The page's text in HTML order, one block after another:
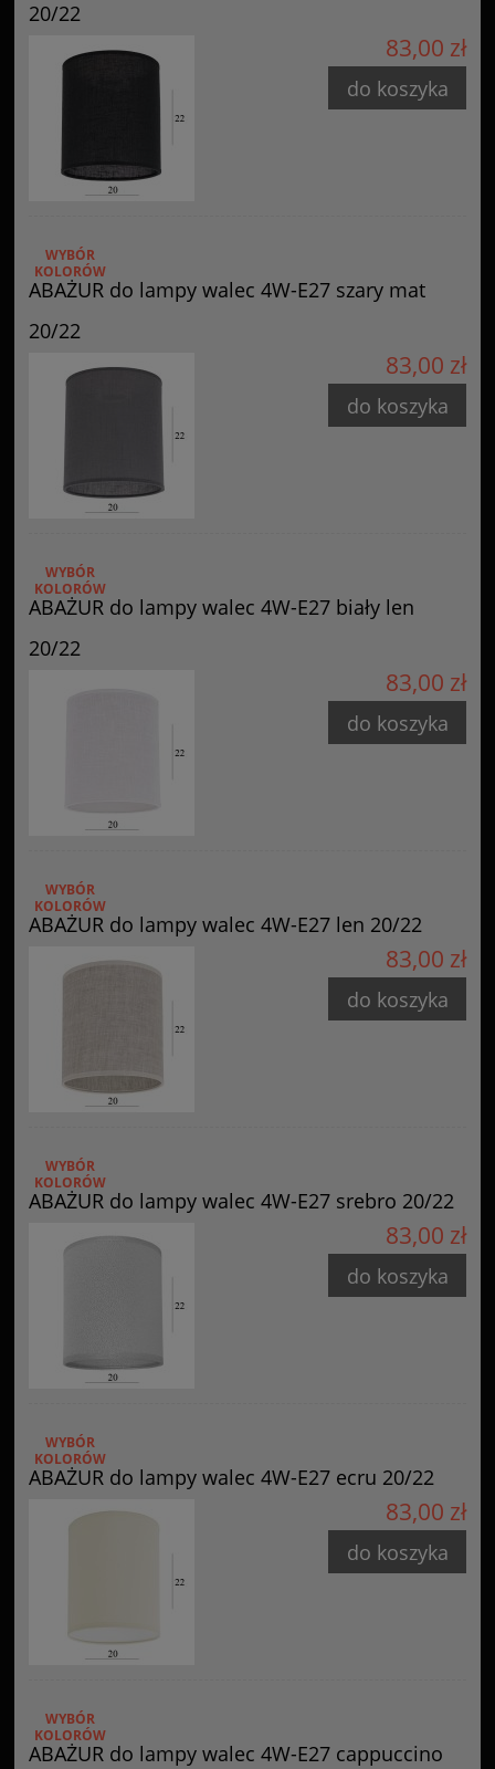
20/22
83,00 zł
do koszyka
ABAŻUR do lampy walec 4W-E27 szary mat
20/22
WYBÓR
KOLORÓW
83,00 zł
do koszyka
ABAŻUR do lampy walec 4W-E27 biały len
20/22
WYBÓR
KOLORÓW
83,00 zł
do koszyka
ABAŻUR do lampy walec 4W-E27 len 20/22
WYBÓR
KOLORÓW
83,00 zł
do koszyka
ABAŻUR do lampy walec 4W-E27 srebro 20/22
WYBÓR
KOLORÓW
83,00 zł
do koszyka
ABAŻUR do lampy walec 4W-E27 ecru 20/22
WYBÓR
KOLORÓW
83,00 zł
do koszyka
ABAŻUR do lampy walec 4W-E27 cappuccino
WYBÓR
KOLORÓW